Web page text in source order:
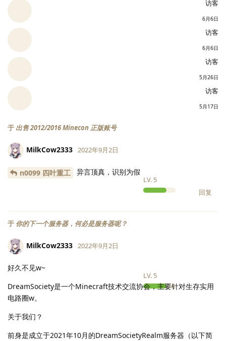
访客
6月6日
访客
6月6日
访客
5月26日
访客
5月17日
于 出售 2012/2016 Minecon 正版账号
MilkCow2333
LV. 5
2022年9月2日
n0099 四叶重工 异言顶真，识别为假
回复
于 你的下一个服务器，何必是服务器呢？
MilkCow2333
LV. 5
2022年9月2日
好久不见w~
DreamSociety是一个Minecraft技术交流协会，主要针对生存实用
电路圈w。
关于我们？
前身是成立于2021年10月的DreamSocietyRealm服务器（以下简